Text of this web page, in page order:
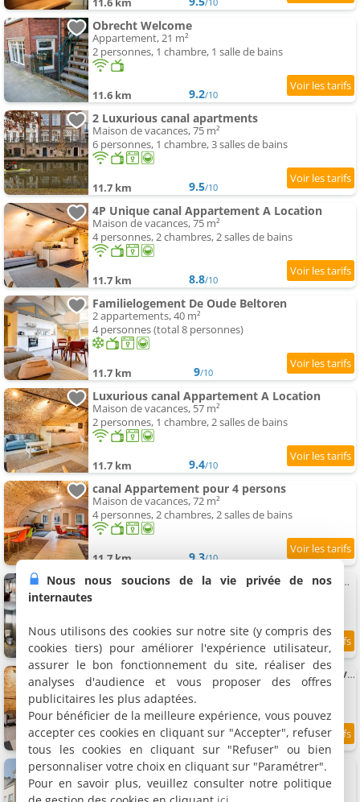
Obrecht Welcome
Appartement, 21 m²
2 personnes, 1 chambre, 1 salle de bains
11.6 km 9.2/10
2 Luxurious canal apartments
Maison de vacances, 75 m²
6 personnes, 1 chambre, 3 salles de bains
11.7 km 9.5/10
4P Unique canal Appartement A Location
Maison de vacances, 75 m²
4 personnes, 2 chambres, 2 salles de bains
11.7 km 8.8/10
Familielogement De Oude Beltoren
2 appartements, 40 m²
4 personnes (total 8 personnes)
11.7 km 9/10
Luxurious canal Appartement A Location
Maison de vacances, 57 m²
2 personnes, 1 chambre, 2 salles de bains
11.7 km 9.4/10
canal Appartement pour 4 persons
Maison de vacances, 72 m²
4 personnes, 2 chambres, 2 salles de bains
11.7 km 9.3/10
Paardenstal, Privateavec wifi et free parking pour 1 car
11.7 km 8.4/10
Luxurious rénové Appartement City center avec view on the old canal
Maison de vacances, 74 m²
2 personnes, 1 chambre, 1 salle de bains
11.7 km 9.2
Logement De Kleine Gans
2 appartements, 60 et 110 m²
3 et 5 personnes (total 8 personnes)
Nous nous soucions de la vie privée de nos
internautes
Nous utilisons des cookies sur notre site (y compris des
cookies tiers) pour améliorer l'expérience utilisateur,
assurer le bon fonctionnement du site, réaliser des
analyses d'audience et vous proposer des offres
publicitaires les plus adaptées.
Pour bénéficier de la meilleure expérience, vous pouvez
accepter ces cookies en cliquant sur "Accepter", refuser
tous les cookies en cliquant sur "Refuser" ou bien
personnaliser votre choix en cliquant sur "Paramétrer".
Pour en savoir plus, veuillez consulter notre politique